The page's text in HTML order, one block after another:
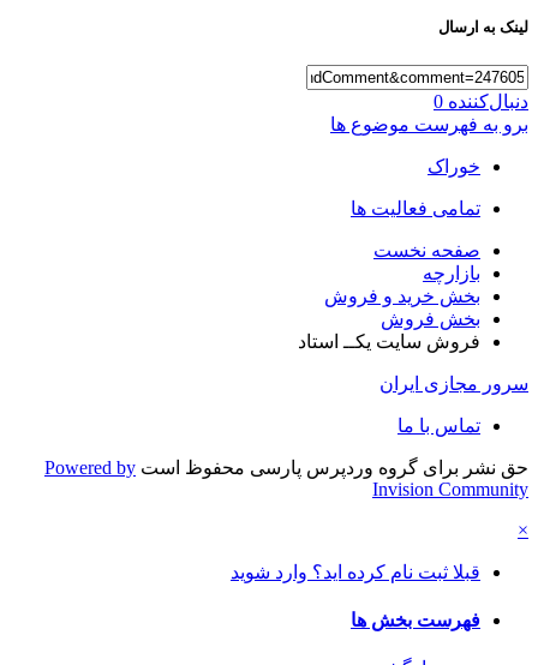
لینک به ارسال
دنبال‌کننده 0
برو به فهرست موضوع ها
خوراک
تمامی فعالیت ها
صفحه نخست
بازارچه
بخش خرید و فروش
بخش فروش
فروش سایت یکــ استاد
سرور مجازی ایران
تماس با ما
حق نشر برای گروه وردپرس پارسی محفوظ است Powered by
Invision Community
×
قبلا ثبت نام کرده اید؟ وارد شوید
فهرست بخش ها